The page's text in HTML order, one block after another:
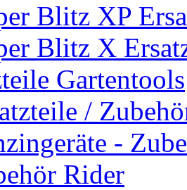
Blitz XP
Blitz X
Gartentools
/
-
Rider